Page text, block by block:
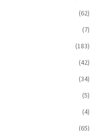
(62)
(7)
(183)
(42)
(34)
(5)
(4)
(65)